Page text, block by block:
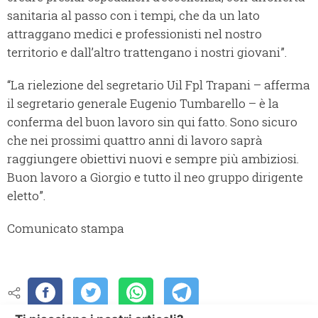
sanitaria al passo con i tempi, che da un lato
attraggano medici e professionisti nel nostro
territorio e dall’altro trattengano i nostri giovani”.
“La rielezione del segretario Uil Fpl Trapani – afferma
il segretario generale Eugenio Tumbarello – è la
conferma del buon lavoro sin qui fatto. Sono sicuro
che nei prossimi quattro anni di lavoro saprà
raggiungere obiettivi nuovi e sempre più ambiziosi.
Buon lavoro a Giorgio e tutto il neo gruppo dirigente
eletto”.
Comunicato stampa